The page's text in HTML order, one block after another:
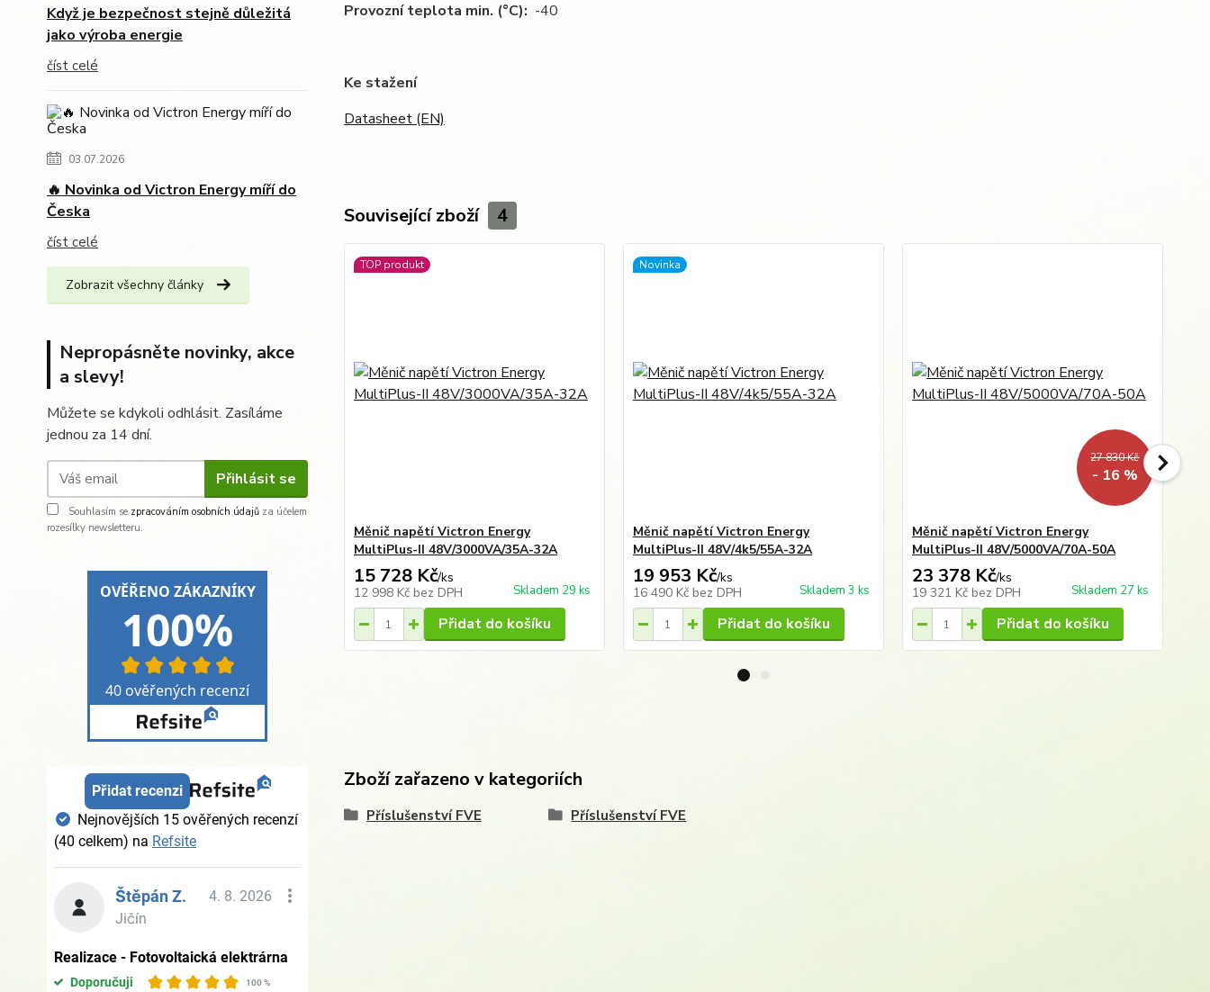
Když je bezpečnost stejně důležitá
jako výroba energie
číst celé
03.07.2026
🔥 Novinka od Victron Energy míří do
Česka
číst celé
Zobrazit všechny články
Nepropásněte novinky, akce
a slevy!
Můžete se kdykoli odhlásit. Zasíláme
jednou za 14 dní.
Přihlásit se
Souhlasím se zpracováním osobních údajů za účelem
rozesílky newsletteru.
Provozní teplota min. (°C): -40
Ke stažení
Datasheet (EN)
Související zboží 4
TOP produkt
Měnič napětí Victron Energy
MultiPlus-II 48V/3000VA/35A-32A
15 728 Kč/ks
12 998 Kč bez DPH Skladem 29 ks
Přidat do košíku
Novinka
Měnič napětí Victron Energy
MultiPlus-II 48V/4k5/55A-32A
19 953 Kč/ks
16 490 Kč bez DPH Skladem 3 ks
Přidat do košíku
27 830 Kč
- 16 %
Měnič napětí Victron Energy
MultiPlus-II 48V/5000VA/70A-50A
23 378 Kč/ks
19 321 Kč bez DPH Skladem 27 ks
Přidat do košíku
Zboží zařazeno v kategoriích
Příslušenství FVE Příslušenství FVE